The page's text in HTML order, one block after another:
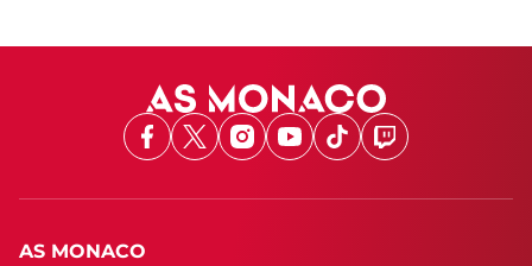
Facebook
X Instagram
Youtube
TikTokTwitch
AS MONACO